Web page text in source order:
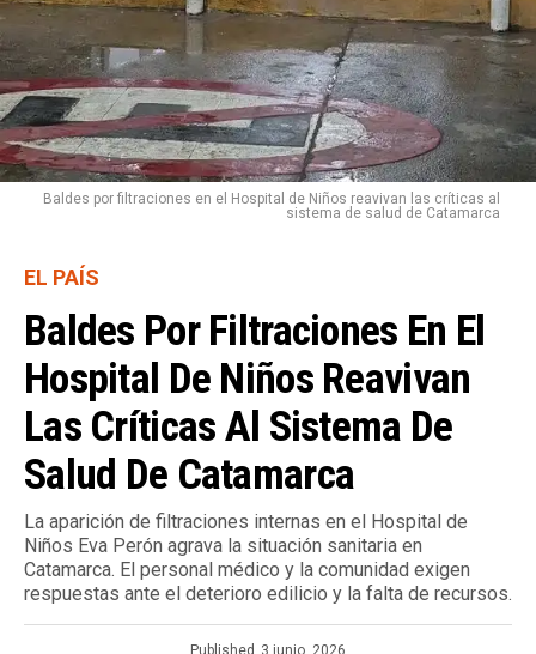
Baldes por filtraciones en el Hospital de Niños reavivan las críticas al
sistema de salud de Catamarca
EL PAÍS
Baldes Por Filtraciones En El
Hospital De Niños Reavivan
Las Críticas Al Sistema De
Salud De Catamarca
La aparición de filtraciones internas en el Hospital de
Niños Eva Perón agrava la situación sanitaria en
Catamarca. El personal médico y la comunidad exigen
respuestas ante el deterioro edilicio y la falta de recursos.
Published 3 junio, 2026